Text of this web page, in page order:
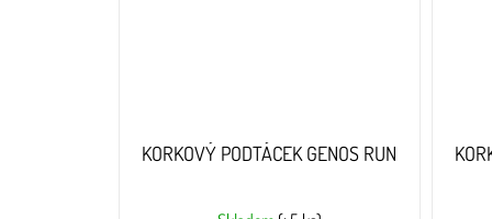
KORKOVÝ PODTÁCEK GENOS RUN